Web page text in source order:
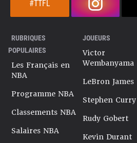
#TTFL
RUBRIQUES
POPULAIRES
Les Français en
NBA
Programme NBA
Classements NBA
Salaires NBA
JOUEURS
Victor
Wembanyama
LeBron James
Stephen Curry
Rudy Gobert
Kevin Durant